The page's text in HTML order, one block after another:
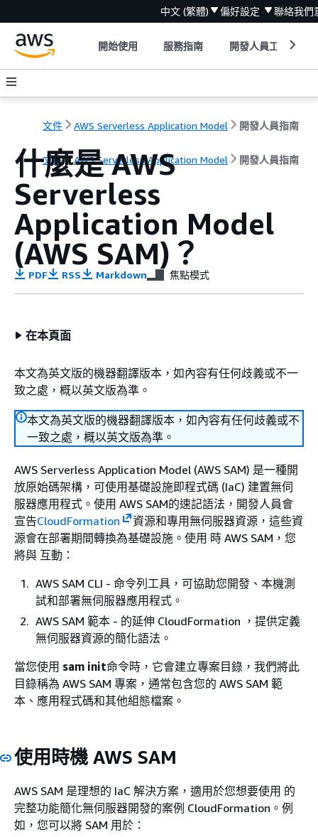
中文 (繁體) 偏好設定 聯絡我們
開始使用 服務指南 開發人員工具
文件 AWS Serverless Application Model 開發人員指南
文件 AWS Serverless Application Model 開發人員指南
什麼是 AWS
Serverless
Application Model
(AWS SAM)？
PDF RSS Markdown 焦點模式
在本頁面
本文為英文版的機器翻譯版本，如內容有任何歧義或不一
致之處，概以英文版為準。
本文為英文版的機器翻譯版本，如內容有任何歧義或不
一致之處，概以英文版為準。
AWS Serverless Application Model (AWS SAM) 是一種開
放原始碼架構，可使用基礎設施即程式碼 (IaC) 建置無伺
服器應用程式。使用 AWS SAM的速記語法，開發人員會
宣告CloudFormation
資源和專用無伺服器資源，這些資
源會在部署期間轉換為基礎設施。使用 時 AWS SAM，您
將與 互動：
AWS SAM CLI - 命令列工具，可協助您開發、本機測
試和部署無伺服器應用程式。
AWS SAM 範本 - 的延伸 CloudFormation ，提供定義
無伺服器資源的簡化語法。
當您使用 sam init命令時，它會建立專案目錄，我們將此
目錄稱為 AWS SAM 專案，通常包含您的 AWS SAM 範
本、應用程式碼和其他組態檔案。
使用時機 AWS SAM
AWS SAM 是理想的 IaC 解決方案，適用於您想要使用 的
完整功能簡化無伺服器開發的案例 CloudFormation。例
如，您可以將 SAM 用於：